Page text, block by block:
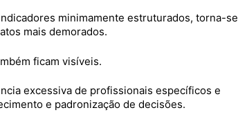
minimamente estruturados, torna-se
mais demorados.
ficam visíveis.
excessiva de profissionais específicos e
e padronização de decisões.